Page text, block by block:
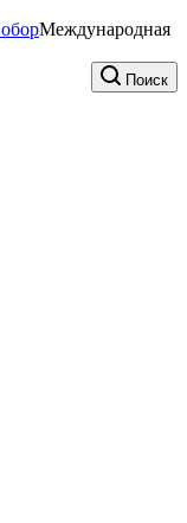
Международная
Поиск